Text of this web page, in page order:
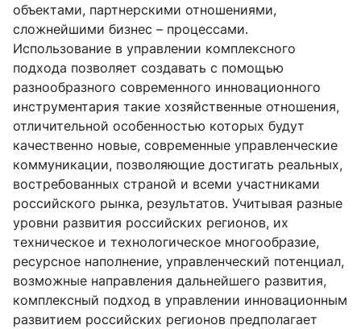
объектами, партнерскими отношениями,
сложнейшими бизнес – процессами.
Использование в управлении комплексного
подхода позволяет создавать с помощью
разнообразного современного инновационного
инструментария такие хозяйственные отношения,
отличительной особенностью которых будут
качественно новые, современные управленческие
коммуникации, позволяющие достигать реальных,
востребованных страной и всеми участниками
российского рынка, результатов. Учитывая разные
уровни развития российских регионов, их
техническое и технологическое многообразие,
ресурсное наполнение, управленческий потенциал,
возможные направления дальнейшего развития,
комплексный подход в управлении инновационным
развитием российских регионов предполагает